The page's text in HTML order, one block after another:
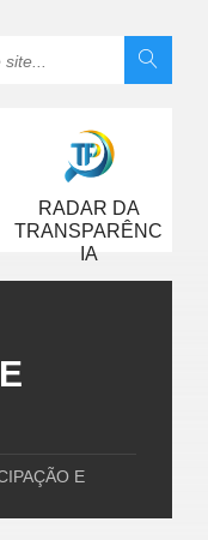
RADAR DA
TRANSPARÊNC
IA
E